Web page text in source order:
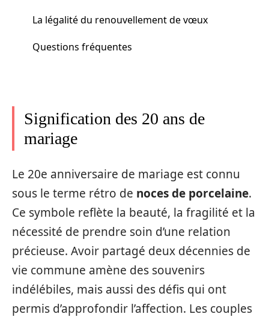
La légalité du renouvellement de vœux
Questions fréquentes
Signification des 20 ans de
mariage
Le 20e anniversaire de mariage est connu
sous le terme rétro de noces de porcelaine.
Ce symbole reflète la beauté, la fragilité et la
nécessité de prendre soin d’une relation
précieuse. Avoir partagé deux décennies de
vie commune amène des souvenirs
indélébiles, mais aussi des défis qui ont
permis d’approfondir l’affection. Les couples